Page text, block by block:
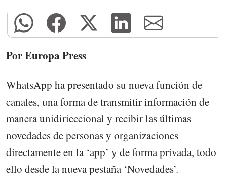
Por Europa Press
WhatsApp ha presentado su nueva función de
canales, una forma de transmitir información de
manera unidirieccional y recibir las últimas
novedades de personas y organizaciones
directamente en la ‘app’ y de forma privada, todo
ello desde la nueva pestaña ‘Novedades’.